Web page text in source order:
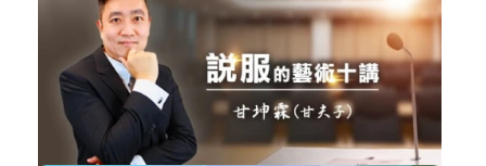
目標設定與預算編製實務
加入購物車
購買後有效期限：2028-08-08
9876